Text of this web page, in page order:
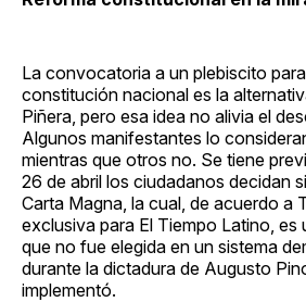
La convocatoria a un plebiscito
constitución nacional es la
Piñera, pero esa idea no alivia el
Algunos manifestantes lo
mientras que otros no. Se tiene
26 de abril los ciudadanos decidan
Carta Magna, la cual, de acuerdo a
exclusiva para El Tiempo Latino,
que no fue elegida en un sistema
durante la dictadura de Augusto
implementó.